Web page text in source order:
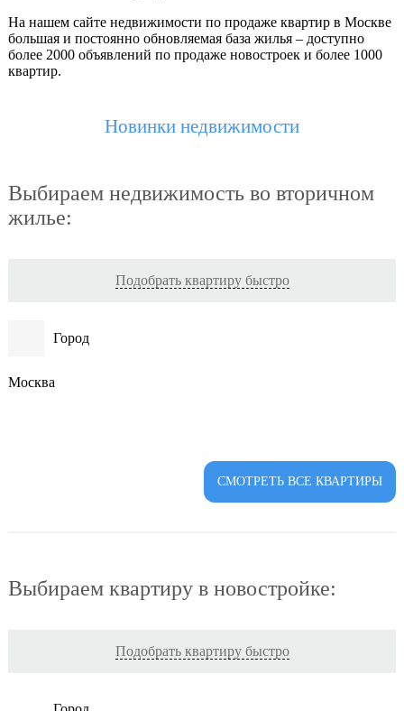
На нашем сайте недвижимости по продаже квартир в Москве
большая и постоянно обновляемая база жилья – доступно
более 2000 объявлений по продаже новостроек и более 1000
квартир.
Новинки недвижимости
Выбираем недвижимость во вторичном
жилье:
Подобрать квартиру быстро
Город
Москва
СМОТРЕТЬ ВСЕ КВАРТИРЫ
Выбираем квартиру в новостройке:
Подобрать квартиру быстро